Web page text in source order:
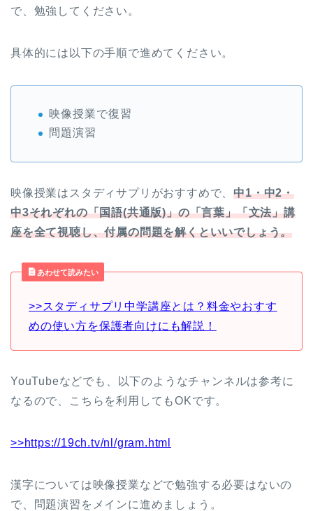
で、勉強してください。
具体的には以下の手順で進めてください。
映像授業で復習
問題演習
映像授業はスタディサプリがおすすめで、中1・中2・
中3それぞれの「国語(共通版)」の「言葉」「文法」講
座を全て視聴し、付属の問題を解くといいでしょう。
あわせて読みたい
>>スタディサプリ中学講座とは？料金やおすす
めの使い方を保護者向けにも解説！
YouTubeなどでも、以下のようなチャンネルは参考に
なるので、こちらを利用してもOKです。
>>https://19ch.tv/nl/gram.html
漢字については映像授業などで勉強する必要はないの
で、問題演習をメインに進めましょう。